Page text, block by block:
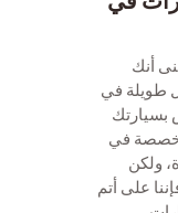
أنك
طويلة في
بسيارتك
في
ولكن
على أتم